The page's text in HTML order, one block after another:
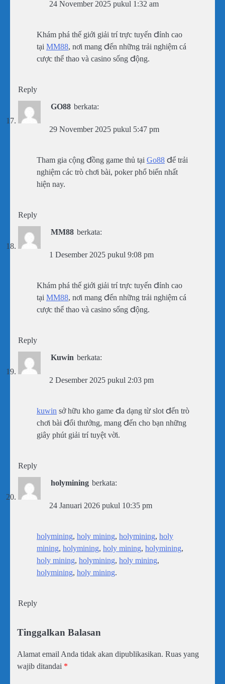
24 November 2025 pukul 1:32 am
Khám phá thế giới giải trí trực tuyến đỉnh cao
tại MM88, nơi mang đến những trải nghiệm cá
cược thể thao và casino sống động.
Reply
GO88 berkata:
29 November 2025 pukul 5:47 pm
Tham gia cộng đồng game thủ tại Go88 để trải
nghiệm các trò chơi bài, poker phổ biến nhất
hiện nay.
Reply
MM88 berkata:
1 Desember 2025 pukul 9:08 pm
Khám phá thế giới giải trí trực tuyến đỉnh cao
tại MM88, nơi mang đến những trải nghiệm cá
cược thể thao và casino sống động.
Reply
Kuwin berkata:
2 Desember 2025 pukul 2:03 pm
kuwin sở hữu kho game đa dạng từ slot đến trò
chơi bài đổi thưởng, mang đến cho bạn những
giây phút giải trí tuyệt vời.
Reply
holymining berkata:
24 Januari 2026 pukul 10:35 pm
holymining, holy mining, holymining, holy
mining, holymining, holy mining, holymining,
holy mining, holymining, holy mining,
holymining, holy mining.
Reply
Tinggalkan Balasan
Alamat email Anda tidak akan dipublikasikan. Ruas yang
wajib ditandai *